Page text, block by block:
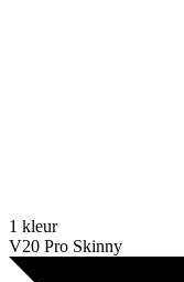
1 kleur
V20 Pro Skinny